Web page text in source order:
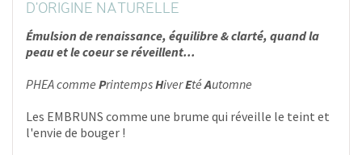
D'ORIGINE NATURELLE
Émulsion de renaissance, équilibre & clarté, quand la
peau et le coeur se réveillent...
PHEA comme PrintempsHiverEtéAutomne
Les EMBRUNS comme une brume qui réveille le teint et
l'envie de bouger !